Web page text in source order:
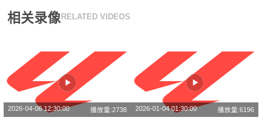
相关录像 RELATED VIDEOS
2026-04-06 12:30:00 播放量:2738 2026-01-04 01:30:00 播放量:6196